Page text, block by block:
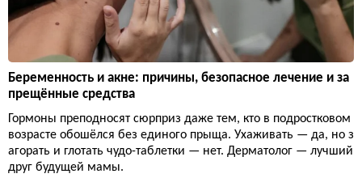
Беременность и акне: причины, безопасное лечение и за
прещённые средства
Гормоны преподносят сюрприз даже тем, кто в подростковом
возрасте обошёлся без единого прыща. Ухаживать — да, но з
агорать и глотать чудо-таблетки — нет. Дерматолог — лучший
друг будущей мамы.